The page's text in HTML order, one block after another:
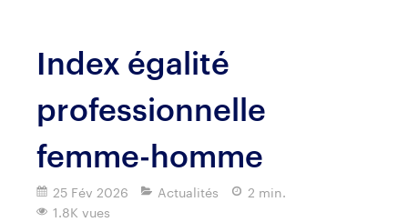
Index égalité
professionnelle
femme-homme
25 Fév 2026 Actualités
2 min.
1.8K vues